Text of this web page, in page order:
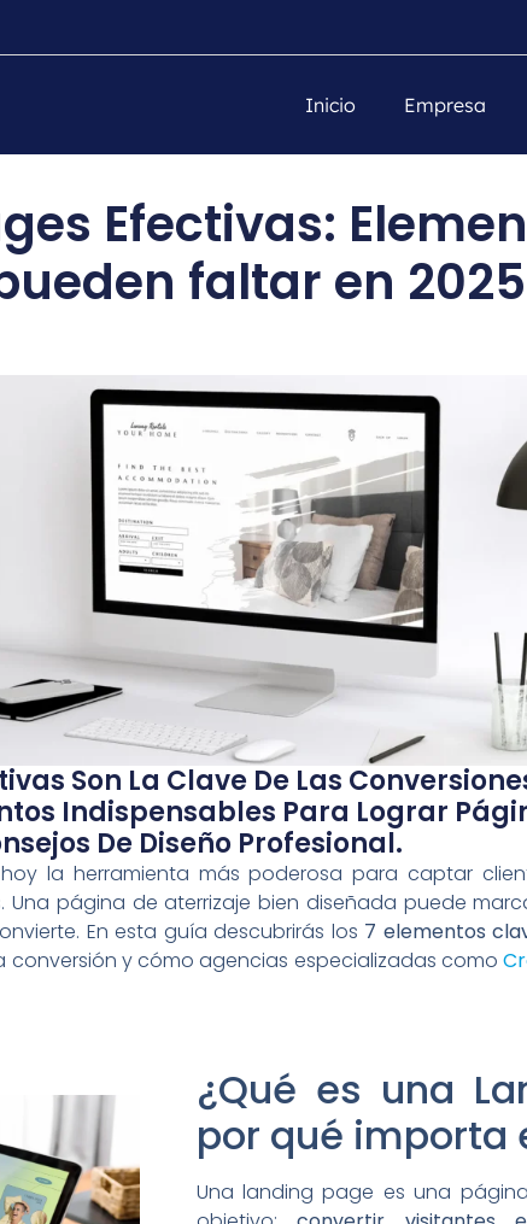
Inicio Empresa
Efectivas:
faltar en 2025
Son La Clave De Las
Indispensables Para Lograr
De Diseño Profesional.
la herramienta más poderosa para captar
Una página de aterrizaje bien diseñada puede
En esta guía descubrirás los 7 elementos
conversión y cómo agencias especializadas como
¿Qué es una
por qué importa
Una landing page es una